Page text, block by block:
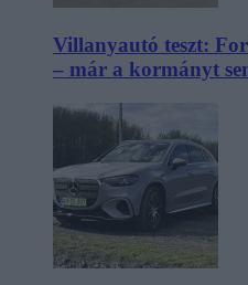
Villanyautó teszt:
– már a kormányt